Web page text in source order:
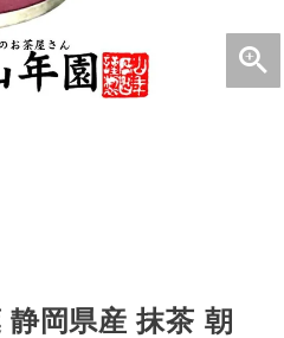
静岡県産 抹茶 朝